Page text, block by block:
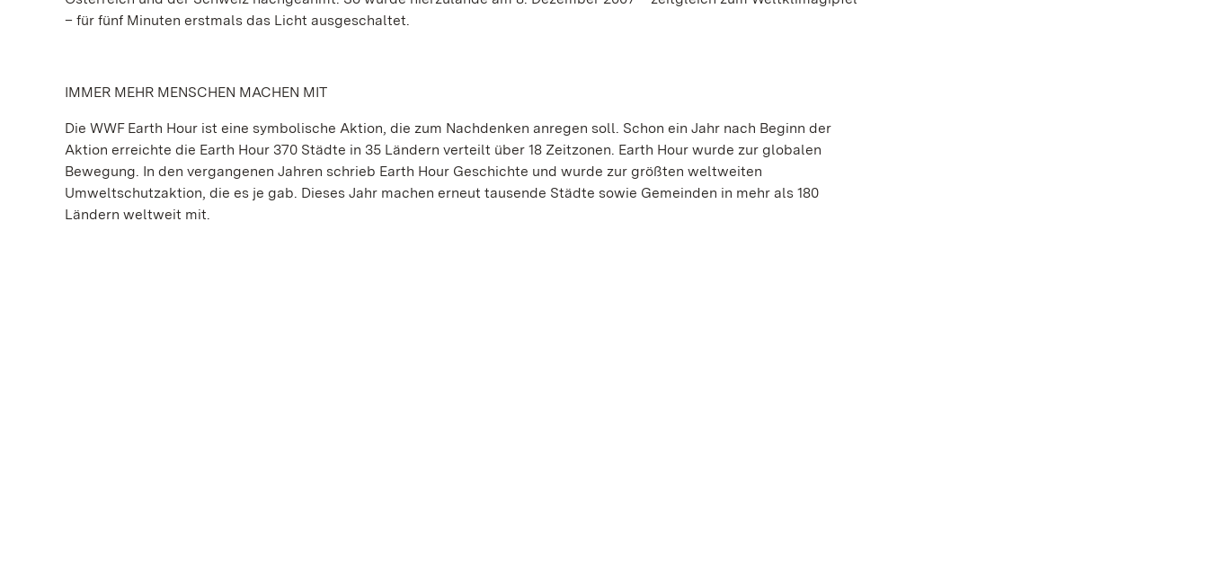
– für fünf Minuten erstmals das Licht ausgeschaltet.
IMMER MEHR MENSCHEN MACHEN MIT
Die WWF Earth Hour ist eine symbolische Aktion, die zum Nachdenken anregen soll. Schon ein Jahr nach Beginn der
Aktion erreichte die Earth Hour 370 Städte in 35 Ländern verteilt über 18 Zeitzonen. Earth Hour wurde zur globalen
Bewegung. In den vergangenen Jahren schrieb Earth Hour Geschichte und wurde zur größten weltweiten
Umweltschutzaktion, die es je gab. Dieses Jahr machen erneut tausende Städte sowie Gemeinden in mehr als 180
Ländern weltweit mit.